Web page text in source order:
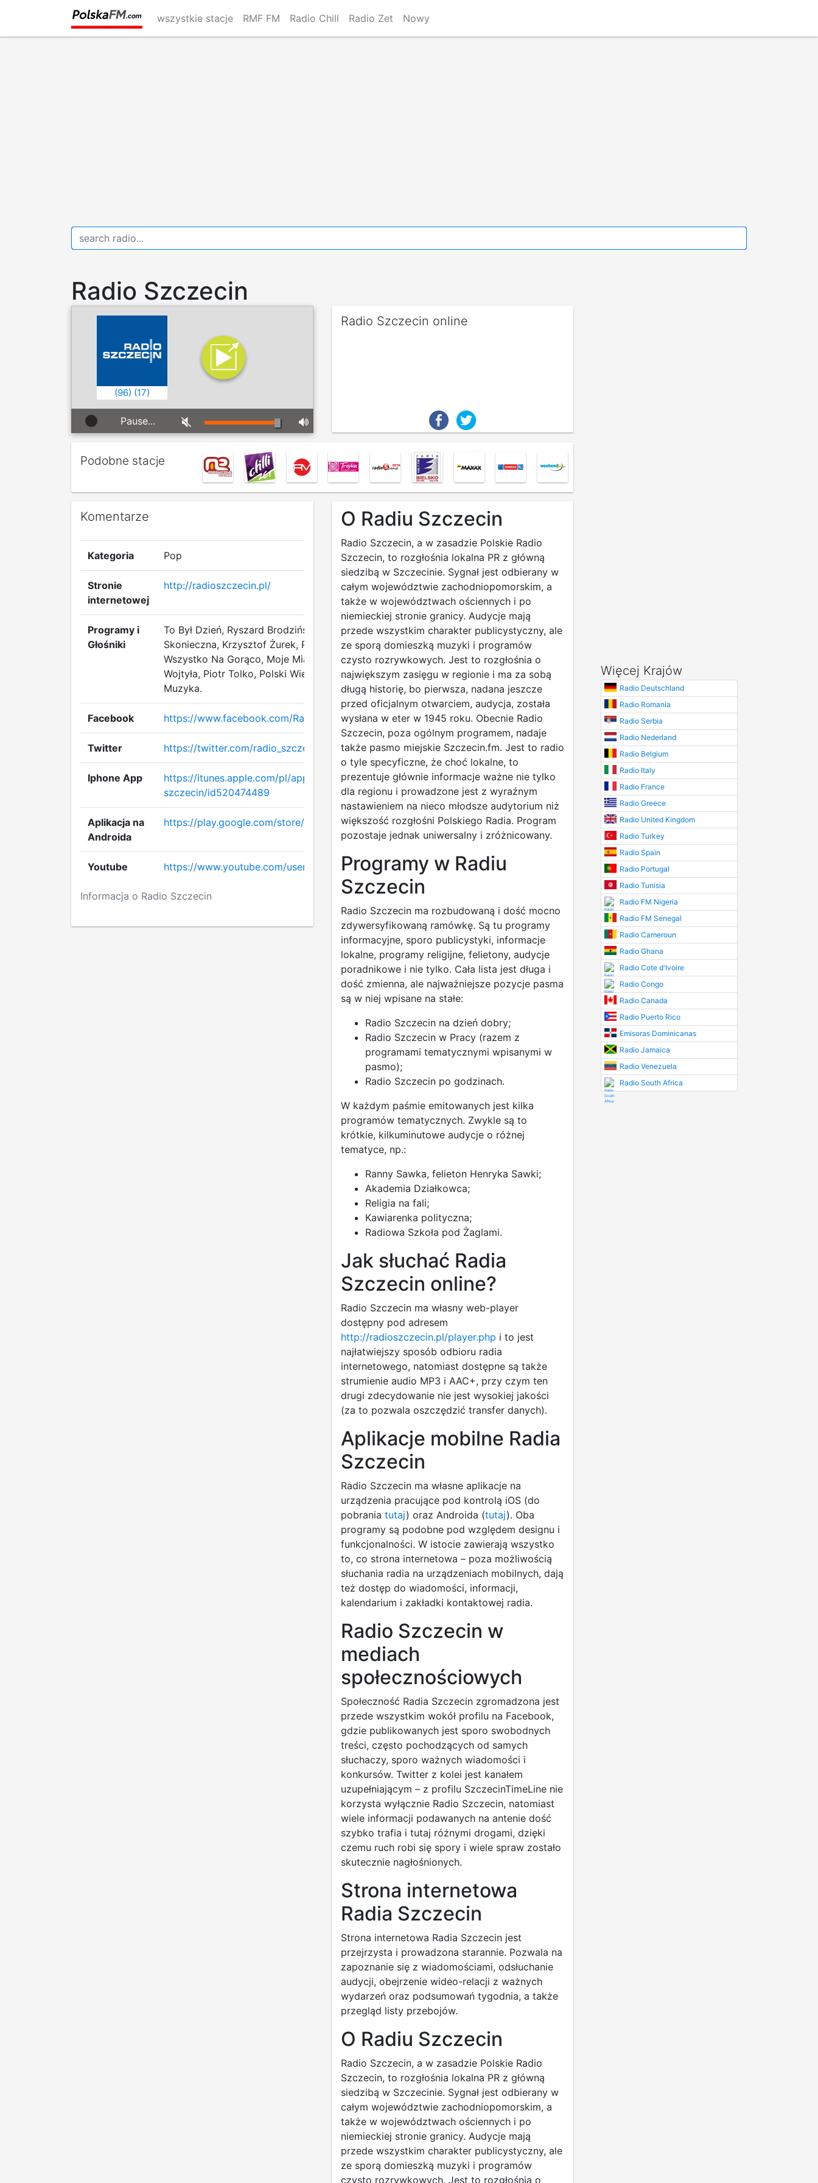
main
wszystkie stacje RMF FM Radio Chill Radio Zet Nowy
Radio Szczecin
(96) (17)
Pause...
Radio Szczecin online
Podobne stacje
Komentarze
Informacja o Radio Szczecin
Kategoria Pop
Stronie
internetowej
http://radioszczecin.pl/
Programy i
Głośniki
To Był Dzień, Ryszard Brodziński, Joanna
Skonieczna, Krzysztof Żurek, Po Godzinach,
Wszystko Na Gorąco, Moje Miasto, Konrad
Wojtyła, Piotr Tolko, Polski Wieczór, Moja
Muzyka.
Facebook https://www.facebook.com/RadioSzczecin
Twitter https://twitter.com/radio_szczecin
Iphone App
https://itunes.apple.com/pl/app/radio-
szczecin/id520474489
Aplikacja na
Androida
https://play.google.com/store/apps/details
Youtube https://www.youtube.com/user/RadioSzczecin
O Radiu Szczecin
Radio Szczecin, a w zasadzie Polskie Radio
Szczecin, to rozgłośnia lokalna PR z główną
siedzibą w Szczecinie. Sygnał jest odbierany w
całym województwie zachodniopomorskim, a
także w województwach ościennych i po
niemieckiej stronie granicy. Audycje mają
przede wszystkim charakter publicystyczny, ale
ze sporą domieszką muzyki i programów
czysto rozrywkowych. Jest to rozgłośnia o
największym zasięgu w regionie i ma za sobą
długą historię, bo pierwsza, nadana jeszcze
przed oficjalnym otwarciem, audycja, została
wysłana w eter w 1945 roku. Obecnie Radio
Szczecin, poza ogólnym programem, nadaje
także pasmo miejskie Szczecin.fm. Jest to radio
o tyle specyficzne, że choć lokalne, to
prezentuje głównie informacje ważne nie tylko
dla regionu i prowadzone jest z wyraźnym
nastawieniem na nieco młodsze audytorium niż
większość rozgłośni Polskiego Radia. Program
pozostaje jednak uniwersalny i zróżnicowany.
Programy w Radiu
Szczecin
Radio Szczecin ma rozbudowaną i dość mocno
zdywersyfikowaną ramówkę. Są tu programy
informacyjne, sporo publicystyki, informacje
lokalne, programy religijne, felietony, audycje
poradnikowe i nie tylko. Cała lista jest długa i
dość zmienna, ale najważniejsze pozycje pasma
są w niej wpisane na stałe:
Radio Szczecin na dzień dobry;
Radio Szczecin w Pracy (razem z
programami tematycznymi wpisanymi w
pasmo);
Radio Szczecin po godzinach.
W każdym paśmie emitowanych jest kilka
programów tematycznych. Zwykle są to
krótkie, kilkuminutowe audycje o różnej
tematyce, np.:
Ranny Sawka, felieton Henryka Sawki;
Akademia Działkowca;
Religia na fali;
Kawiarenka polityczna;
Radiowa Szkoła pod Żaglami.
Jak słuchać Radia
Szczecin online?
Radio Szczecin ma własny web-player
dostępny pod adresem
http://radioszczecin.pl/player.php i to jest
najłatwiejszy sposób odbioru radia
internetowego, natomiast dostępne są także
strumienie audio MP3 i AAC+, przy czym ten
drugi zdecydowanie nie jest wysokiej jakości
(za to pozwala oszczędzić transfer danych).
Aplikacje mobilne Radia
Szczecin
Radio Szczecin ma własne aplikacje na
urządzenia pracujące pod kontrolą iOS (do
pobrania tutaj) oraz Androida (tutaj). Oba
programy są podobne pod względem designu i
funkcjonalności. W istocie zawierają wszystko
to, co strona internetowa – poza możliwością
słuchania radia na urządzeniach mobilnych, dają
też dostęp do wiadomości, informacji,
kalendarium i zakładki kontaktowej radia.
Radio Szczecin w
mediach
społecznościowych
Społeczność Radia Szczecin zgromadzona jest
przede wszystkim wokół profilu na Facebook,
gdzie publikowanych jest sporo swobodnych
treści, często pochodzących od samych
słuchaczy, sporo ważnych wiadomości i
konkursów. Twitter z kolei jest kanałem
uzupełniającym – z profilu SzczecinTimeLine nie
korzysta wyłącznie Radio Szczecin, natomiast
wiele informacji podawanych na antenie dość
szybko trafia i tutaj różnymi drogami, dzięki
czemu ruch robi się spory i wiele spraw zostało
skutecznie nagłośnionych.
Strona internetowa
Radia Szczecin
Strona internetowa Radia Szczecin jest
przejrzysta i prowadzona starannie. Pozwala na
zapoznanie się z wiadomościami, odsłuchanie
audycji, obejrzenie wideo-relacji z ważnych
wydarzeń oraz podsumowań tygodnia, a także
przegląd listy przebojów.
O Radiu Szczecin
Radio Szczecin, a w zasadzie Polskie Radio
Szczecin, to rozgłośnia lokalna PR z główną
siedzibą w Szczecinie. Sygnał jest odbierany w
całym województwie zachodniopomorskim, a
także w województwach ościennych i po
niemieckiej stronie granicy. Audycje mają
przede wszystkim charakter publicystyczny, ale
ze sporą domieszką muzyki i programów
czysto rozrywkowych. Jest to rozgłośnia o
Więcej Krajów
Radio Deutschland
Radio Romania
Radio Serbia
Radio Nederland
Radio Belgium
Radio Italy
Radio France
Radio Greece
Radio United Kingdom
Radio Turkey
Radio Spain
Radio Portugal
Radio Tunisia
Radio FM Nigeria
Radio FM Senegal
Radio Cameroun
Radio Ghana
Radio Cote d'Ivoire
Radio Congo
Radio Canada
Radio Puerto Rico
Emisoras Dominicanas
Radio Jamaica
Radio Venezuela
Radio South Africa